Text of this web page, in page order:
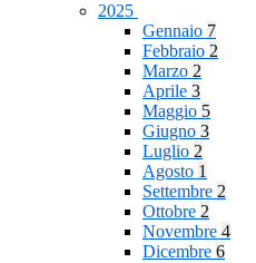
2025
Gennaio 7
Febbraio 2
Marzo 2
Aprile 3
Maggio 5
Giugno 3
Luglio 2
Agosto 1
Settembre 2
Ottobre 2
Novembre 4
Dicembre 6